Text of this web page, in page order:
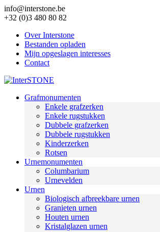
info@interstone.be
+32 (0)3 480 80 82
Over Interstone
Bestanden opladen
Mijn opgeslagen interesses
Contact
Grafmonumenten
Enkele grafzerken
Enkele rugstukken
Dubbele grafzerken
Dubbele rugstukken
Kinderzerken
Rotsen
Urnemonumenten
Columbarium
Urnevelden
Urnen
Biologisch afbreekbare urnen
Granieten urnen
Houten urnen
Kristalglazen urnen